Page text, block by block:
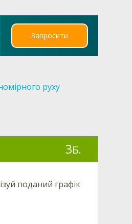
Запросити
руху
3Б.
поданий графік